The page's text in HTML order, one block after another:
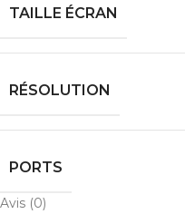
TAILLE ÉCRAN
RÉSOLUTION
PORTS
Avis (0)